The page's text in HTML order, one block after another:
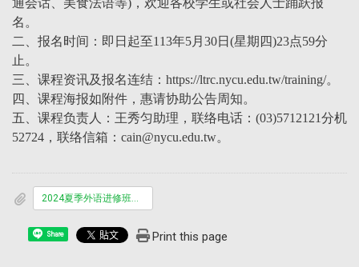
名。
二、报名时间：即日起至113年5月30日(星期四)23点59分
止。
三、课程资讯及报名连结：https://ltrc.nycu.edu.tw/training/。
四、课程海报如附件，惠请协助公告周知。
五、课程负责人：王秀匀助理，联络电话：(03)5712121分机
52724，联络信箱：cain@nycu.edu.tw。
Share Print this page